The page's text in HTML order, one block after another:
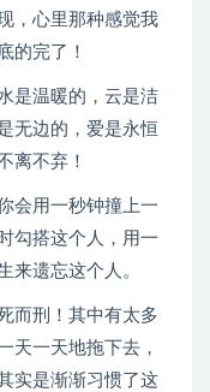
，心里那种感觉我
的完了！
是温暖的，云是洁
无边的，爱是永恒
离不弃！
会用一秒钟撞上一
勾搭这个人，用一
来遗忘这个人。
而刑！其中有太多
天一天地拖下去，
实是渐渐习惯了这